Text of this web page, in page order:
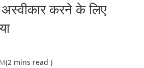
अस्वीकार करने के लिए
(2 mins read )